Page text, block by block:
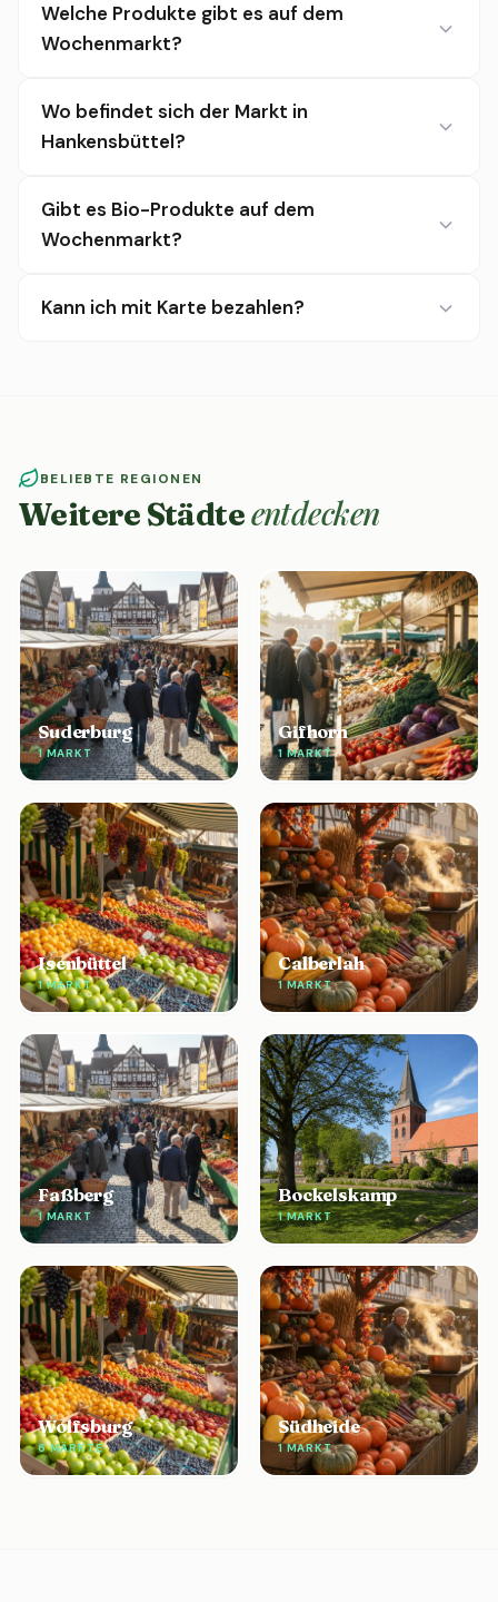
Welche Produkte gibt es auf dem
Wochenmarkt?
Wo befindet sich der Markt in
Hankensbüttel?
Gibt es Bio-Produkte auf dem
Wochenmarkt?
Kann ich mit Karte bezahlen?
BELIEBTE REGIONEN
Weitere Städteentdecken
Suderburg
1 MARKT
Gifhorn
1 MARKT
Isenbüttel
1 MARKT
Calberlah
1 MARKT
Faßberg
1 MARKT
Bockelskamp
1 MARKT
Wolfsburg
6 MÄRKTE
Südheide
1 MARKT